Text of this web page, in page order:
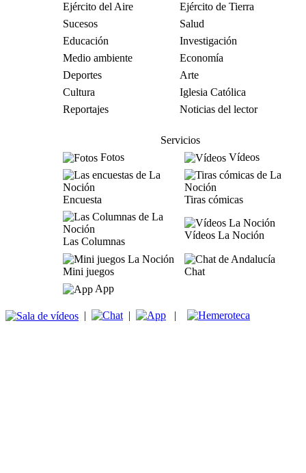
Ejército del Aire
Ejército de Tierra
Sucesos
Salud
Educación
Investigación
Medio ambiente
Economía
Deportes
Arte
Cultura
Iglesia Católica
Reportajes
Noticias del lector
Servicios
Fotos
Vídeos
Encuesta Tiras cómicas
Las Columnas
Vídeos La Noción
Mini juegos
Chat
App
| | |